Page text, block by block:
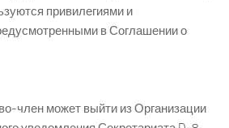
привилегиями и
в Соглашении о
член может выйти из Организации